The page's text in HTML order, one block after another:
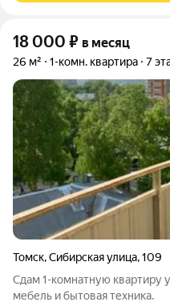
18 000 ₽ в месяц
26 м² 1-комн. квартира 7
Томск,Сибирская улица,109
Сдам 1-комнатную квартиру
мебель и бытовая техника.